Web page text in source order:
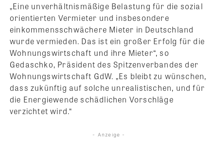
„Eine unverhältnismäßige Belastung für die sozial
orientierten Vermieter und insbesondere
einkommensschwächere Mieter in Deutschland
wurde vermieden. Das ist ein großer Erfolg für die
Wohnungswirtschaft und ihre Mieter“, so
Gedaschko, Präsident des Spitzenverbandes der
Wohnungswirtschaft GdW. „Es bleibt zu wünschen,
dass zukünftig auf solche unrealistischen, und für
die Energiewende schädlichen Vorschläge
verzichtet wird.“
- Anzeige -